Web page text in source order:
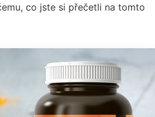
co jste si přečetli na tomto